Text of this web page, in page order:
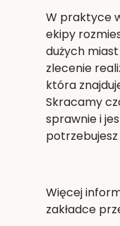
W praktyce
ekipy
dużych
zlecenie
która
Skracamy
sprawnie i
potrzebujesz
Więcej
zakładce